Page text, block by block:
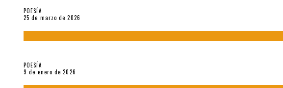
POESÍA
25 de marzo de 2026
POESÍA
9 de enero de 2026